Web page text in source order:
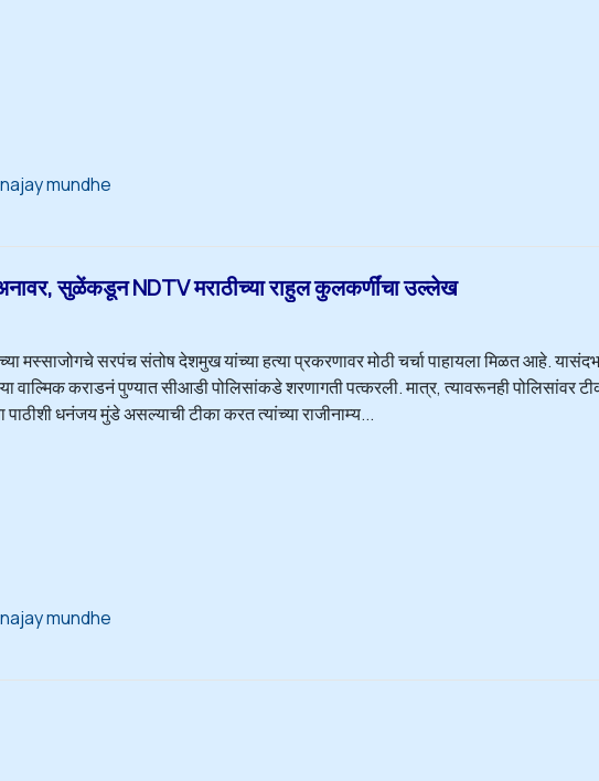
mundhe
सुळेंकडून NDTV मराठीच्या राहुल कुलकर्णींचा उल्लेख
मस्साजोगचे सरपंच संतोष देशमुख यांच्या हत्या प्रकरणावर मोठी चर्चा पाहायला मिळत आहे.
वाल्मिक कराडनं पुण्यात सीआडी पोलिसांकडे शरणागती पत्करली. मात्र, त्यावरूनही पोलिसांवर
धनंजय मुंडे असल्याची टीका करत त्यांच्या राजीनाम्य...
mundhe